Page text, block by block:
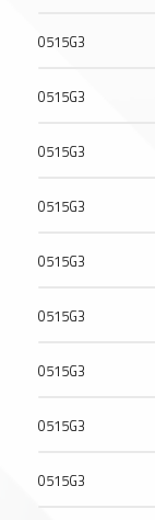
0515G3
0515G3
0515G3
0515G3
0515G3
0515G3
0515G3
0515G3
0515G3